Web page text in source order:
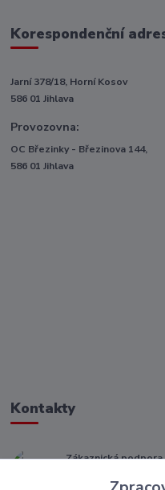
Korespondenční
Jarní 378/18, Horní Kosov
586 01 Jihlava
Provozovna:
OC Březinky - Březinova 144,
586 01 Jihlava
Kontakty
Zákaznická podpora